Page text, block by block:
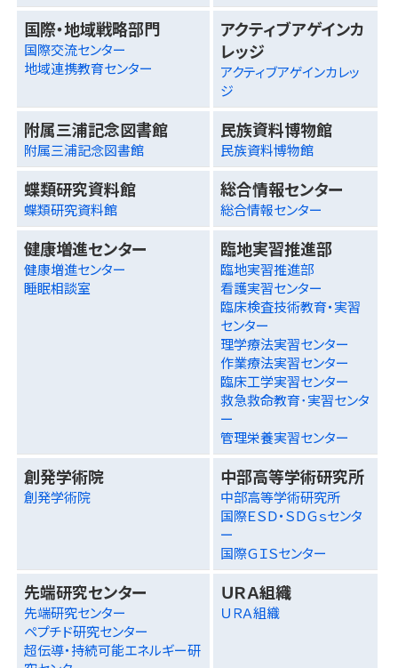
国際・地域戦略部門
国際交流センター
地域連携教育センター
アクティブアゲインカ
レッジ
アクティブアゲインカレッ
ジ
附属三浦記念図書館
附属三浦記念図書館
民族資料博物館
民族資料博物館
蝶類研究資料館
蝶類研究資料館
総合情報センター
総合情報センター
健康増進センター
健康増進センター
睡眠相談室
臨地実習推進部
臨地実習推進部
看護実習センター
臨床検査技術教育・実習
センター
理学療法実習センター
作業療法実習センター
臨床工学実習センター
救急救命教育･実習センタ
ー
管理栄養実習センター
創発学術院
創発学術院
中部高等学術研究所
中部高等学術研究所
国際ＥＳＤ・ＳＤＧｓセンタ
ー
国際ＧＩＳセンター
先端研究センター
先端研究センター
ペプチド研究センター
超伝導・持続可能エネルギー研
ＵＲＡ組織
ＵＲＡ組織